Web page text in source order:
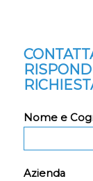
Nome e
Azienda